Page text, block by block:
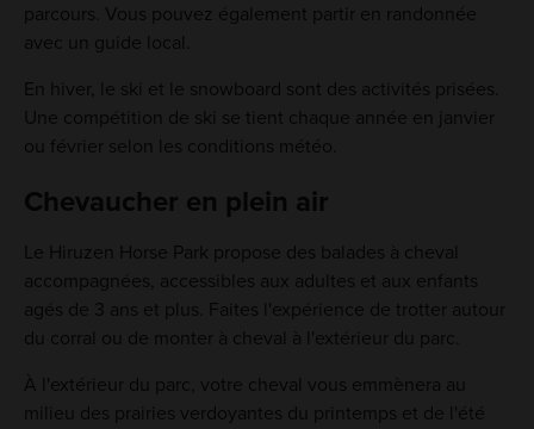
parcours. Vous pouvez également partir en randonnée
avec un guide local.
En hiver, le ski et le snowboard sont des activités prisées.
Une compétition de ski se tient chaque année en janvier
ou février selon les conditions météo.
Chevaucher en plein air
Le Hiruzen Horse Park propose des balades à cheval
accompagnées, accessibles aux adultes et aux enfants
agés de 3 ans et plus. Faites l'expérience de trotter autour
du corral ou de monter à cheval à l'extérieur du parc.
À l'extérieur du parc, votre cheval vous emmènera au
milieu des prairies verdoyantes du printemps et de l'été